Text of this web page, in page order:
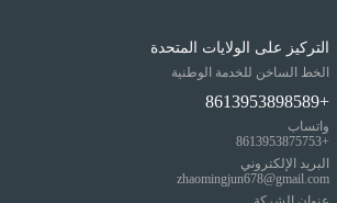
التركيز على الولايات المتحدة
الخط الساخن للخدمة الوطنية
+8613953898589
واتساب
+8613953875753
البريد الإلكتروني
zhaomingjun678@gmail.com